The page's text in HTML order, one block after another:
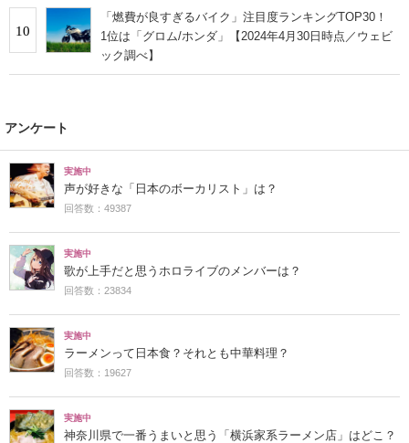
10
「燃費が良すぎるバイク」注目度ランキングTOP30！
1位は「グロム/ホンダ」【2024年4月30日時点／ウェビ
ック調べ】
アンケート
実施中
声が好きな「日本のボーカリスト」は？
回答数：49387
実施中
歌が上手だと思うホロライブのメンバーは？
回答数：23834
実施中
ラーメンって日本食？それとも中華料理？
回答数：19627
実施中
神奈川県で一番うまいと思う「横浜家系ラーメン店」はどこ？